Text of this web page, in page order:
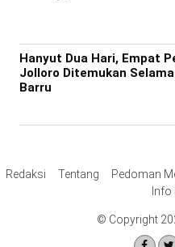
Hanyut Dua Hari, Empat
Jolloro Ditemukan
Barru
Redaksi Tentang Pedoman
Info
© Copyright